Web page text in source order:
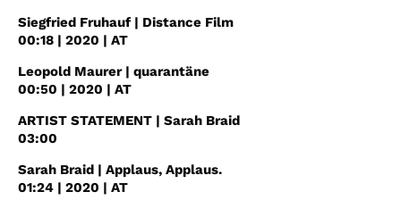
Siegfried Fruhauf | Distance Film
00:18 | 2020 | AT
Leopold Maurer | quarantäne
00:50 | 2020 | AT
ARTIST STATEMENT | Sarah Braid
03:00
Sarah Braid | Applaus, Applaus.
01:24 | 2020 | AT